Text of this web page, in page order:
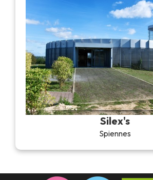
Silex's
Spiennes